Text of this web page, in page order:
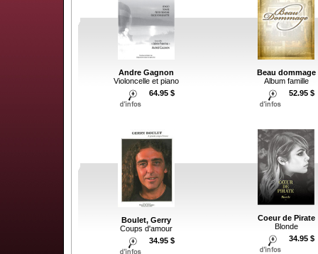
Andre Gagnon
Violoncelle et piano
64.95 $
Beau dommage
Album famille
52.95 $
Boulet, Gerry
Coups d'amour
34.95 $
Coeur de Pirate
Blonde
34.95 $